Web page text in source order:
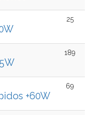
25
189
+60W
69